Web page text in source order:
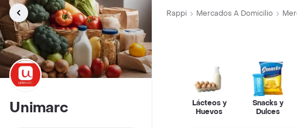
Unimarc
Rappi Mercados A Domicilio
Lácteos y
Huevos
Snacks y
Dulces